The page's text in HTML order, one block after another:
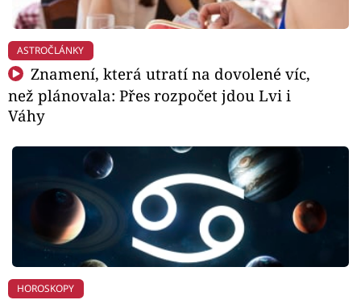
ASTROČLÁNKY
Znamení, která utratí na dovolené víc,
než plánovala: Přes rozpočet jdou Lvi i
Váhy
HOROSKOPY